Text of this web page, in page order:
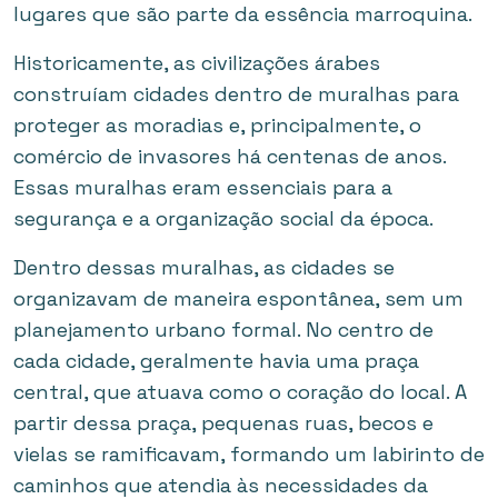
lugares que são parte da essência marroquina.
Historicamente, as civilizações árabes
construíam cidades dentro de muralhas para
proteger as moradias e, principalmente, o
comércio de invasores há centenas de anos.
Essas muralhas eram essenciais para a
segurança e a organização social da época.
Dentro dessas muralhas, as cidades se
organizavam de maneira espontânea, sem um
planejamento urbano formal. No centro de
cada cidade, geralmente havia uma praça
central, que atuava como o coração do local. A
partir dessa praça, pequenas ruas, becos e
vielas se ramificavam, formando um labirinto de
caminhos que atendia às necessidades da